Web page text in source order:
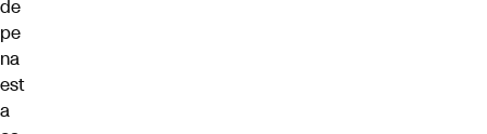
de
pe
na
est
a